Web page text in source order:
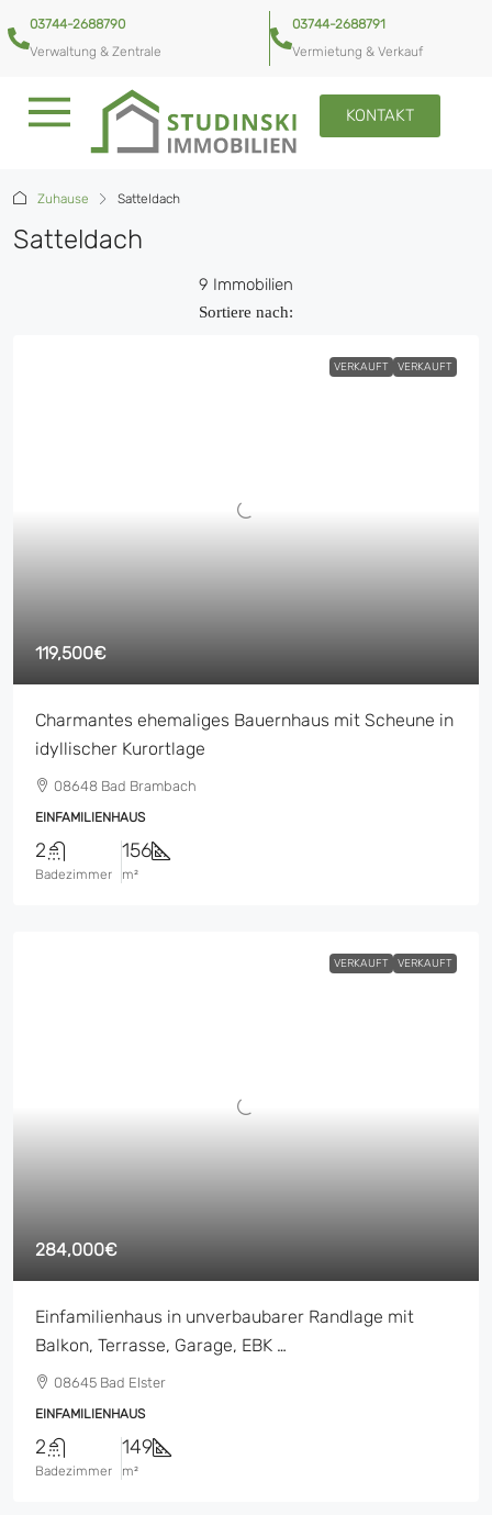
03744-2688790
Verwaltung & Zentrale
03744-2688791
Vermietung & Verkauf
KONTAKT
Zuhause Satteldach
Satteldach
9 Immobilien
Sortiere nach:
VERKAUFT VERKAUFT
119,500€
Charmantes ehemaliges Bauernhaus mit Scheune in
idyllischer Kurortlage
08648 Bad Brambach
EINFAMILIENHAUS
2
Badezimmer
156
m²
VERKAUFT VERKAUFT
284,000€
Einfamilienhaus in unverbaubarer Randlage mit
Balkon, Terrasse, Garage, EBK …
08645 Bad Elster
EINFAMILIENHAUS
2
Badezimmer
149
m²